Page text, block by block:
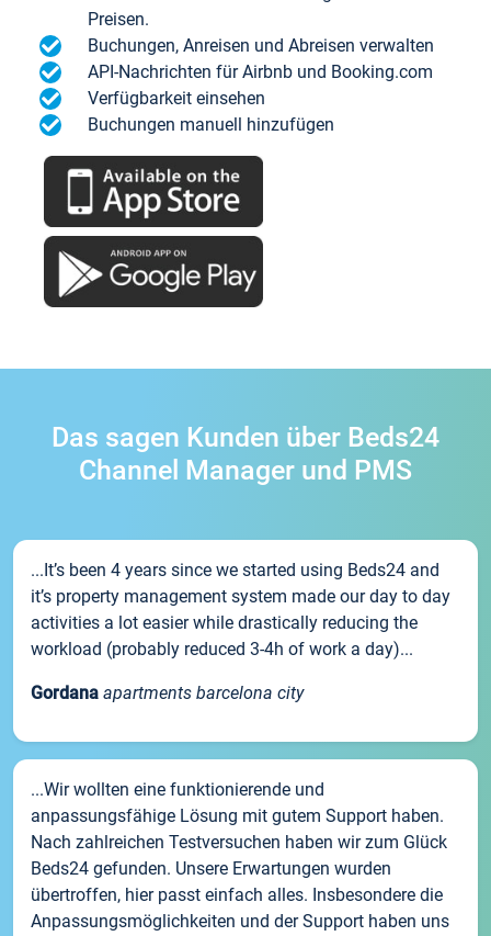
Preisen.
Buchungen, Anreisen und Abreisen verwalten
API-Nachrichten für Airbnb und Booking.com
Verfügbarkeit einsehen
Buchungen manuell hinzufügen
Das sagen Kunden über Beds24
Channel Manager und PMS
...It’s been 4 years since we started using Beds24 and
it’s property management system made our day to day
activities a lot easier while drastically reducing the
workload (probably reduced 3-4h of work a day)...
Gordana apartments barcelona city
...Wir wollten eine funktionierende und
anpassungsfähige Lösung mit gutem Support haben.
Nach zahlreichen Testversuchen haben wir zum Glück
Beds24 gefunden. Unsere Erwartungen wurden
übertroffen, hier passt einfach alles. Insbesondere die
Anpassungsmöglichkeiten und der Support haben uns